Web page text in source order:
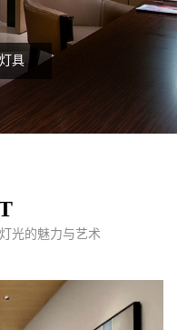
具
光的魅力与艺术